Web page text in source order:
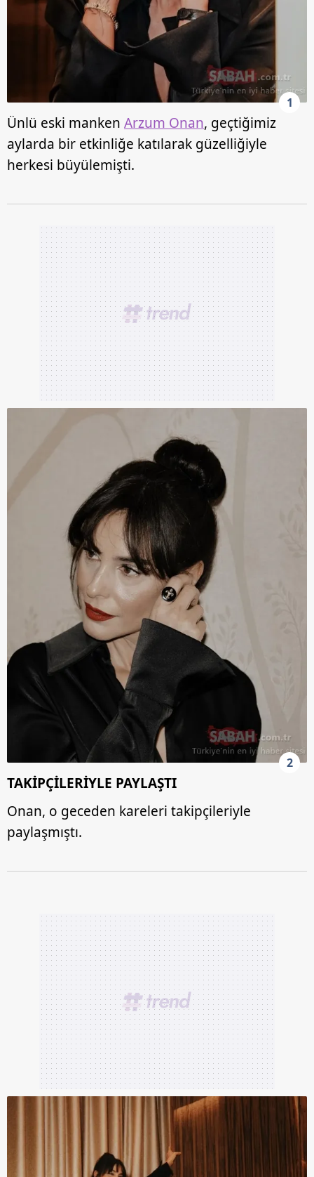
1
Ünlü eski manken Arzum Onan, geçtiğimiz
aylarda bir etkinliğe katılarak güzelliğiyle
herkesi büyülemişti.
2
TAKİPÇİLERİYLE PAYLAŞTI
Onan, o geceden kareleri takipçileriyle
paylaşmıştı.